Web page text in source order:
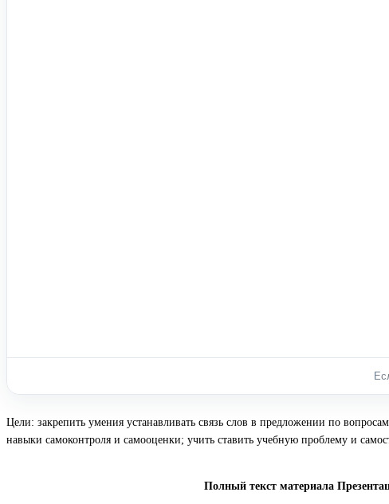
Цели: закрепить умения устанавливать связь слов в предложении по
навыки самоконтроля и самооценки; учить ставить учебную проблему и
Полный текст материала